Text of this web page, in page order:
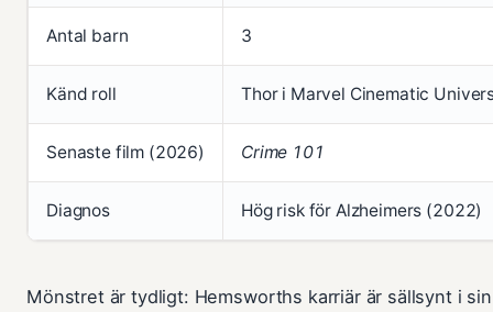
Antal barn 3
Känd roll Thor i Marvel Cinematic
Senaste film (2026) Crime 101
Diagnos Hög risk för Alzheimers (2022)
Mönstret är tydligt: Hemsworths karriär är sällsynt i